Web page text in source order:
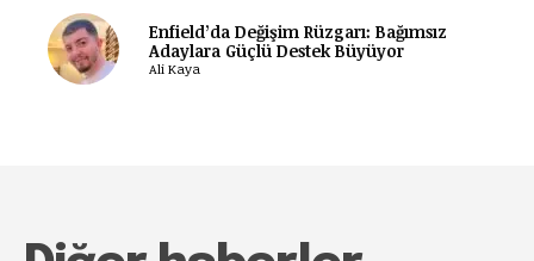
Enfield’da Değişim Rüzgarı: Bağımsız
Adaylara Güçlü Destek Büyüyor
Ali Kaya